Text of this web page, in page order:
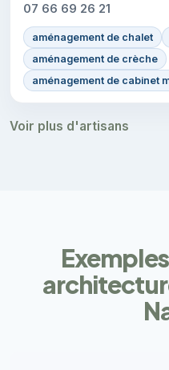
07 66 69 26 21
aménagement de chalet
aménagement de crèche
aménagement de cabinet
Voir plus d'artisans